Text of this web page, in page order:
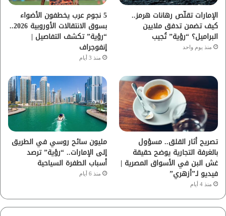
م
الإمارات تقلّص رهانات هرمز..
كيف تضمن تدفق ملايين
البراميل؟ “رؤية” تُجيب
منذ يوم واحد
5 نجوم عرب يخطفون الأضواء
بسوق الانتقالات الأوروبية 2026..
“رؤية” تكشف التفاصيل |
إنفوجراف
منذ 3 أيام
تصريح أثار القلق.. مسؤول
بالغرفة التجارية يوضح حقيقة
غش البن في الأسواق المصرية |
فيديو لـ”أزهري”
منذ 4 أيام
مليون سائح روسي في الطريق
إلى الإمارات.. “رؤية” ترصد
أسباب الطفرة السياحية
منذ 6 أيام